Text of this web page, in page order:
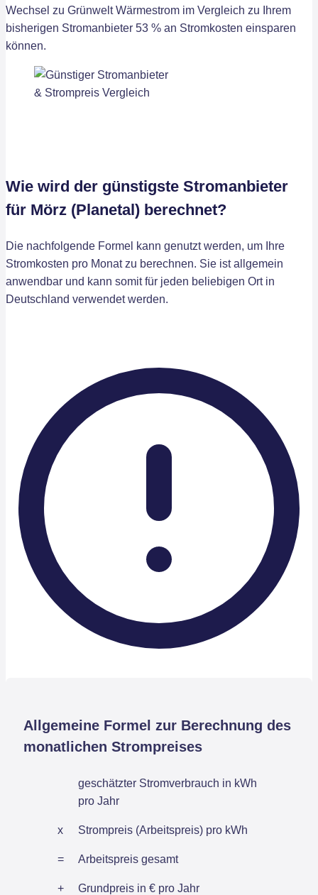
Wechsel zu Grünwelt Wärmestrom im Vergleich zu Ihrem
bisherigen Stromanbieter 53 % an Stromkosten einsparen
können.
Wie wird der günstigste Stromanbieter
für Mörz (Planetal) berechnet?
Die nachfolgende Formel kann genutzt werden, um Ihre
Stromkosten pro Monat zu berechnen. Sie ist allgemein
anwendbar und kann somit für jeden beliebigen Ort in
Deutschland verwendet werden.
Allgemeine Formel zur Berechnung des
monatlichen Strompreises
geschätzter Stromverbrauch in kWh
pro Jahr
x Strompreis (Arbeitspreis) pro kWh
= Arbeitspreis gesamt
+ Grundpreis in € pro Jahr